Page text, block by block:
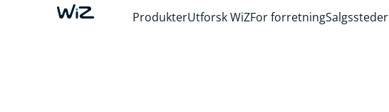
ProdukterUtforsk WiZFor forretningSalgssteder